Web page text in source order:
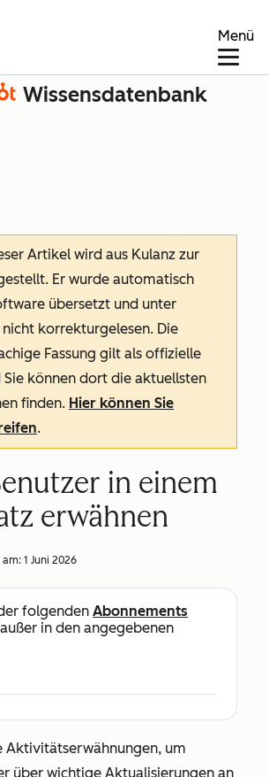
Menü
Wissensdatenbank
Artikel wird aus Kulanz zur
Er wurde automatisch
übersetzt und unter
korrekturgelesen. Die
Fassung gilt als offizielle
Sie können dort die aktuellsten
finden. Hier können Sie
.
in einem
erwähnen
1 Juni 2026
folgenden Abonnements
in den angegebenen
Aktivitätserwähnungen, um
über wichtige Aktualisierungen an